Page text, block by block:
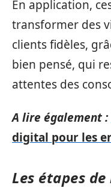
En application,
transformer des
clients fidèles,
bien pensé, qui
attentes des
A lire également :
digital pour les
Les étapes